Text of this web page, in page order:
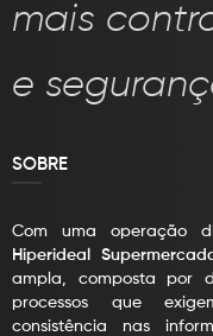
mais
e
SOBRE
Com uma operação
Hiperideal
ampla, composta por
processos que
consistência nas